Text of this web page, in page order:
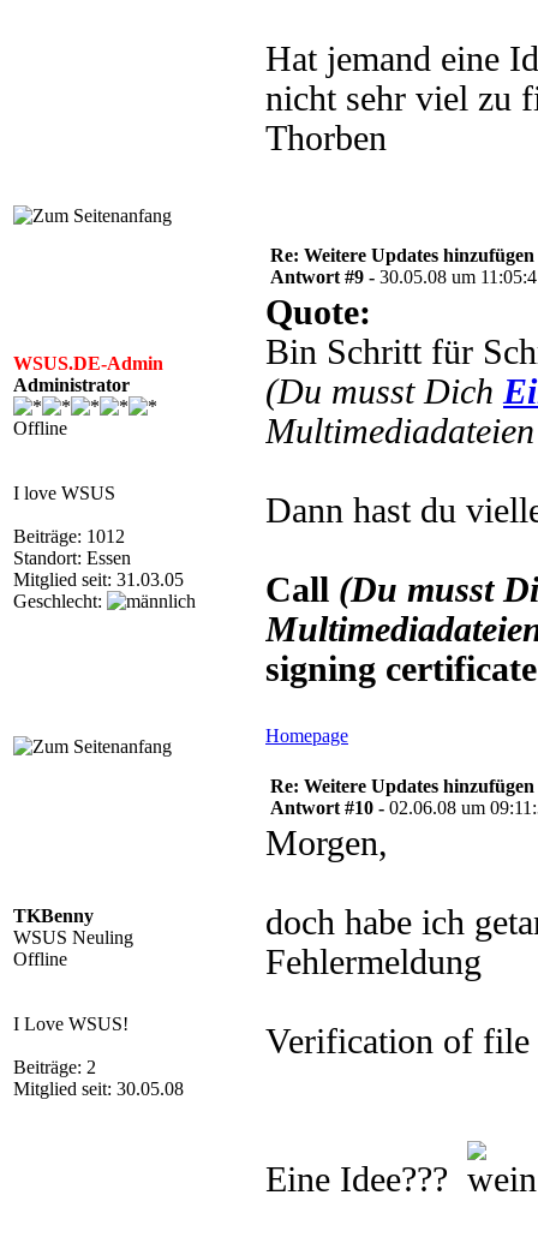
Hat jemand eine
nicht sehr viel zu
Thorben
WSUS.DE-Admin
Administrator
Offline
I love WSUS
Beiträge: 1012
Standort: Essen
Mitglied seit: 31.03.05
Geschlecht:
Re: Weitere Updates hinzufügen
Antwort #9 - 30.05.08 um
Quote:
Bin Schritt für
(Du musst Dich
Dann hast du
Call (Du musst
signing certificate
Homepage
TKBenny
WSUS Neuling
Offline
I Love WSUS!
Beiträge: 2
Mitglied seit: 30.05.08
Re: Weitere Updates hinzufügen
Antwort #10 - 02.06.08 um
Morgen,
doch habe ich
Fehlermeldung
Verification of
Eine Idee???